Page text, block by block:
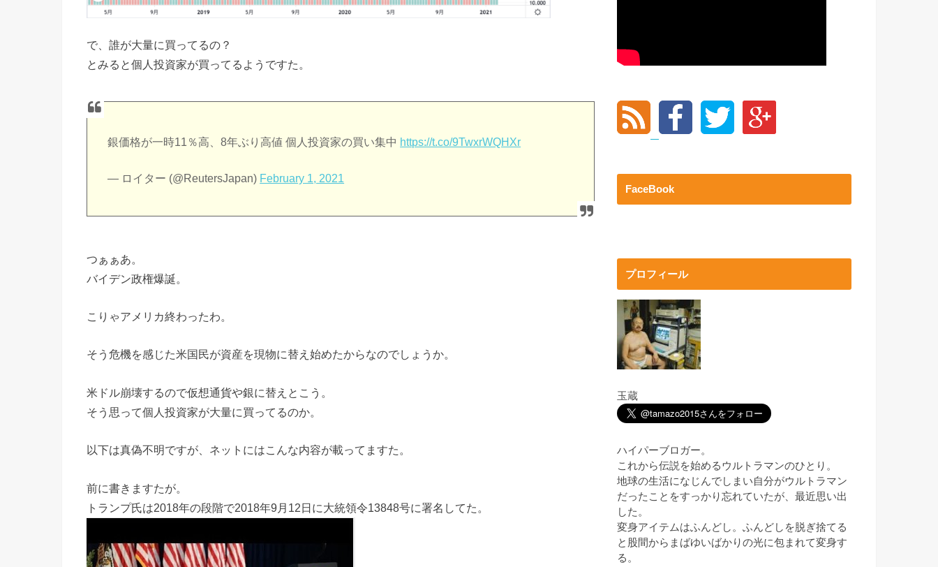
で、誰が大量に買ってるの？
とみると個人投資家が買ってるようですた。
銀価格が一時11％高、8年ぶり高値 個人投資家の買い集中 https://t.co/9TwxrWQHXr
— ロイター (@ReutersJapan) February 1, 2021
つぁぁあ。
バイデン政権爆誕。
こりゃアメリカ終わったわ。
そう危機を感じた米国民が資産を現物に替え始めたからなのでしょうか。
米ドル崩壊するので仮想通貨や銀に替えとこう。
そう思って個人投資家が大量に買ってるのか。
以下は真偽不明ですが、ネットにはこんな内容が載ってますた。
前に書きますたが。
トランプ氏は2018年の段階で2018年9月12日に大統領令13848号に署名してた。
FaceBook
プロフィール
玉蔵
ハイパーブロガー。
これから伝説を始めるウルトラマンのひとり。
地球の生活になじんでしまい自分がウルトラマン
だったことをすっかり忘れていたが、最近思い出
した。
変身アイテムはふんどし。ふんどしを脱ぎ捨てる
と股間からまばゆいばかりの光に包まれて変身す
る。